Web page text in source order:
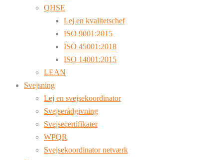
QHSE
Lej en kvalitetschef
ISO 9001:2015
ISO 45001:2018
ISO 14001:2015
LEAN
Svejsning
Lej en svejsekoordinator
Svejserådgivning
Svejsecertifikater
WPQR
Svejsekoordinator netværk